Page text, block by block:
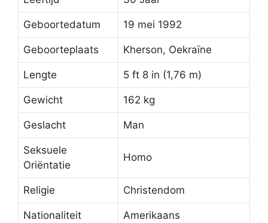
Geboortedatum 19 mei 1992
Geboorteplaats Kherson, Oekraïne
Lengte 5 ft 8 in (1,76 m)
Gewicht 162 kg
Geslacht Man
Seksuele
Oriëntatie
Homo
Religie Christendom
Nationaliteit Amerikaans